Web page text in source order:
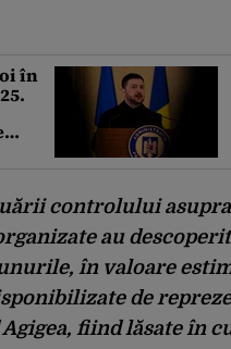
în
controlului
au
în valoare
de
Agigea, fiind lăsate în